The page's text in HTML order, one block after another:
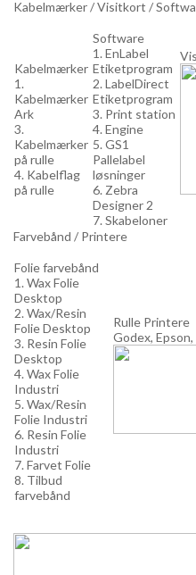
Kabelmærker / Visitkort /
Kabelmærker
1.
Kabelmærker
Ark
3.
Kabelmærker
på rulle
4. Kabelflag
på rulle
Software
1. EnLabel
Etiketprogram
2. LabelDirect
Etiketprogram
3. Print station
4. Engine
5. GS1
Pallelabel
løsninger
6. Zebra
Designer 2
7. Skabeloner
Farvebånd / Printere
Folie farvebånd
1. Wax Folie
Desktop
2. Wax/Resin
Folie Desktop
3. Resin Folie
Desktop
4. Wax Folie
Industri
5. Wax/Resin
Folie Industri
6. Resin Folie
Industri
7. Farvet Folie
8. Tilbud
farvebånd
Rulle Printere
Godex,